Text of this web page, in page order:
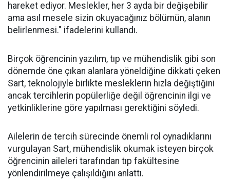
hareket ediyor. Meslekler, her 3 ayda bir değişebilir
ama asıl mesele sizin okuyacağınız bölümün, alanın
belirlenmesi." ifadelerini kullandı.
Birçok öğrencinin yazılım, tıp ve mühendislik gibi son
dönemde öne çıkan alanlara yöneldiğine dikkati çeken
Sart, teknolojiyle birlikte mesleklerin hızla değiştiğini
ancak tercihlerin popülerliğe değil öğrencinin ilgi ve
yetkinliklerine göre yapılması gerektiğini söyledi.
Ailelerin de tercih sürecinde önemli rol oynadıklarını
vurgulayan Sart, mühendislik okumak isteyen birçok
öğrencinin aileleri tarafından tıp fakültesine
yönlendirilmeye çalışıldığını anlattı.